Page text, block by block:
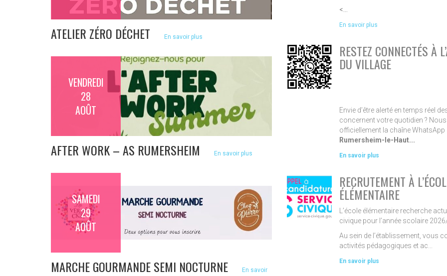
ATELIER ZÉRO DÉCHET En savoir plus
VENDREDI
28
AOÛT
AFTER WORK – AS RUMERSHEIM En savoir plus
SAMEDI
29
AOÛT
MARCHE GOURMANDE SEMI NOCTURNE
En savoir
<...
En savoir plus
RESTEZ CONNECTÉS À
DU VILLAGE
Envie d’être alerté en temps réel
concernent votre quotidien ?
officiellement la chaîne WhatsApp
Rumersheim-le-Haut...
En savoir plus
RECRUTEMENT À
ÉLÉMENTAIRE
L’école élémentaire recherche
civique pour l’année scolaire
Au sein de l’établissement, vous
activités pédagogiques et ac...
En savoir plus